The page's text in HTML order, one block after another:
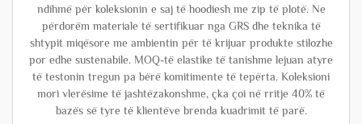
ndihmë për koleksionin e saj të hoodiesh me zip të plotë. Ne
përdorëm materiale të sertifikuar nga GRS dhe teknika të
shtypit miqësore me ambientin për të krijuar produkte stilozhe
por edhe sustenabile. MOQ-të elastike të tanishme lejuan atyre
të testonin tregun pa bërë komitimente të tepërta. Koleksioni
mori vlerësime të jashtëzakonshme, çka çoi në rritje 40% të
bazës së tyre të klientëve brenda kuadrimit të parë.